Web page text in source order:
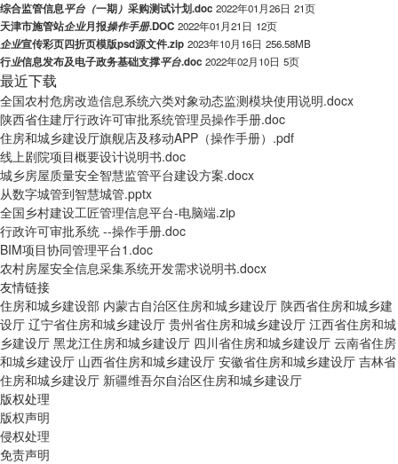
综合监管信息平台 （一期） 采购测试计划.doc 2022年01月26日 21页
天津市施管站企业月报操作手册.DOC 2022年01月21日 12页
企业宣传彩页四折页模版psd源文件.zip 2023年10月16日 256.58MB
行业信息发布及电子政务基础支撑平台.doc 2022年02月10日 5页
最近下载
全国农村危房改造信息系统六类对象动态监测模块使用说明.docx
陕西省住建厅行政许可审批系统管理员操作手册.doc
住房和城乡建设厅旗舰店及移动APP（操作手册）.pdf
线上剧院项目概要设计说明书.doc
城乡房屋质量安全智慧监管平台建设方案.docx
从数字城管到智慧城管.pptx
全国乡村建设工匠管理信息平台-电脑端.zip
行政许可审批系统 --操作手册.doc
BIM项目协同管理平台1.doc
农村房屋安全信息采集系统开发需求说明书.docx
友情链接
住房和城乡建设部 内蒙古自治区住房和城乡建设厅 陕西省住房和城乡建
设厅 辽宁省住房和城乡建设厅 贵州省住房和城乡建设厅 江西省住房和城
乡建设厅 黑龙江住房和城乡建设厅 四川省住房和城乡建设厅 云南省住房
和城乡建设厅 山西省住房和城乡建设厅 安徽省住房和城乡建设厅 吉林省
住房和城乡建设厅 新疆维吾尔自治区住房和城乡建设厅
版权处理
版权声明
侵权处理
免责声明